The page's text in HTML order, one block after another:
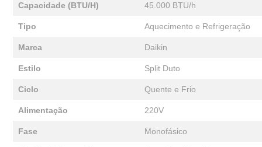
Capacidade (BTU/H) 45.000 BTU/h
Tipo Aquecimento e Refrigeração
Marca Daikin
Estilo Split Duto
Ciclo Quente e Frio
Alimentação 220V
Fase Monofásico